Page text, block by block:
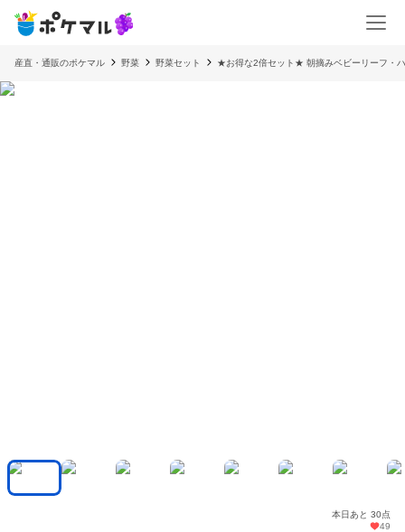
産直・通販のポケマル 野菜 野菜セット ★お得な2倍セット★ 朝摘みベビーリーフ・
本日あと 30点
49